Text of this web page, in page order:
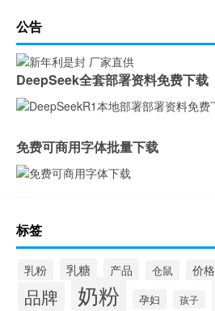
公告
DeepSeek全套部署资料免费下载
免费可商用字体批量下载
标签
乳粉 乳糖 产品 仓鼠 价格
品牌 奶粉 孕妇 孩子